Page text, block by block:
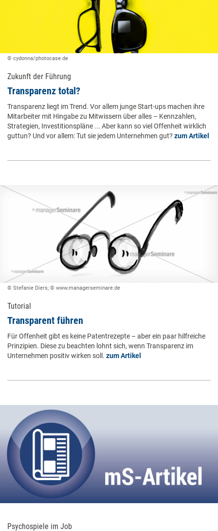
© cydonna/photocase.de
Zukunft der Führung
Transparenz total?
Transparenz liegt im Trend. Vor allem junge Start-ups machen ihre
Mitarbeiter mit Hingabe zu Mitwissern über alles – Kennzahlen,
Strategien, Investitionspläne ... Aber kann so viel Offenheit wirklich
guttun? Und vor allem: Tut sie jedem Unternehmen gut? zum Artikel
© Stefanie Diers; © www.managerseminare.de
Tutorial
Transparent führen
Für Offenheit gibt es keine Patentrezepte – aber ein paar hilfreiche
Prinzipien. Diese zu beachten lohnt sich, wenn Transparenz im
Unternehmen positiv wirken soll. zum Artikel
Psychospiele im Job